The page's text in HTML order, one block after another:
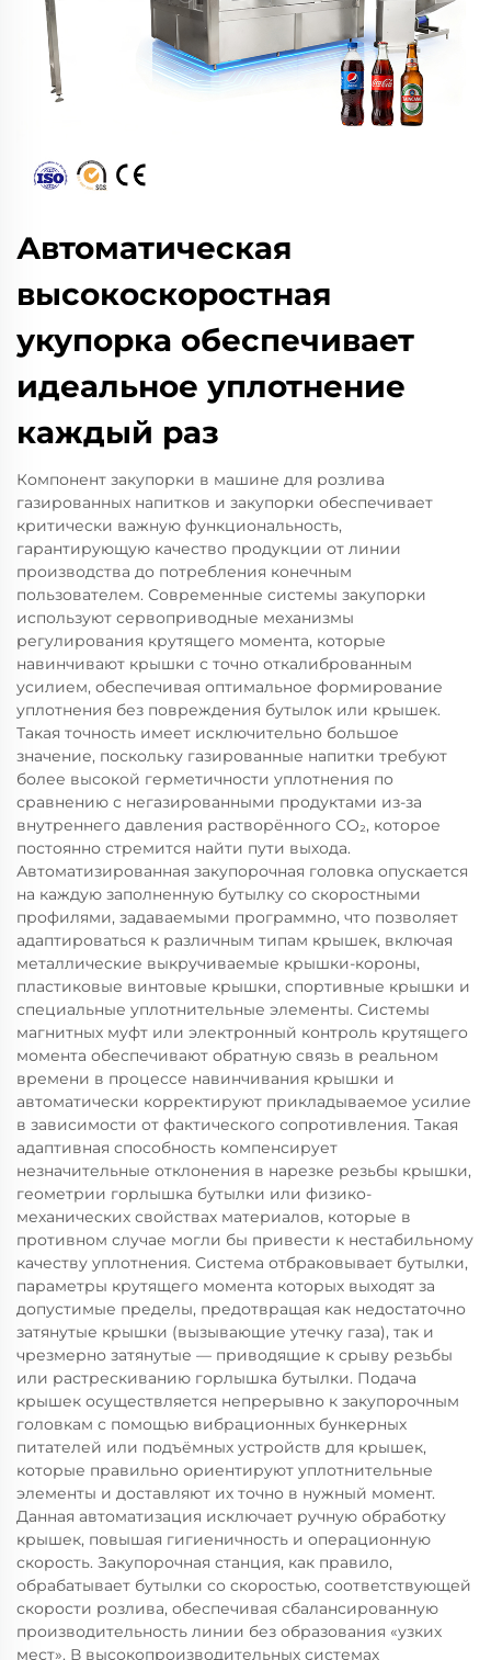
Автоматическая
высокоскоростная
укупорка обеспечивает
идеальное уплотнение
каждый раз
Компонент закупорки в машине для розлива
газированных напитков и закупорки обеспечивает
критически важную функциональность,
гарантирующую качество продукции от линии
производства до потребления конечным
пользователем. Современные системы закупорки
используют сервоприводные механизмы
регулирования крутящего момента, которые
навинчивают крышки с точно откалиброванным
усилием, обеспечивая оптимальное формирование
уплотнения без повреждения бутылок или крышек.
Такая точность имеет исключительно большое
значение, поскольку газированные напитки требуют
более высокой герметичности уплотнения по
сравнению с негазированными продуктами из-за
внутреннего давления растворённого CO₂, которое
постоянно стремится найти пути выхода.
Автоматизированная закупорочная головка опускается
на каждую заполненную бутылку со скоростными
профилями, задаваемыми программно, что позволяет
адаптироваться к различным типам крышек, включая
металлические выкручиваемые крышки-короны,
пластиковые винтовые крышки, спортивные крышки и
специальные уплотнительные элементы. Системы
магнитных муфт или электронный контроль крутящего
момента обеспечивают обратную связь в реальном
времени в процессе навинчивания крышки и
автоматически корректируют прикладываемое усилие
в зависимости от фактического сопротивления. Такая
адаптивная способность компенсирует
незначительные отклонения в нарезке резьбы крышки,
геометрии горлышка бутылки или физико-
механических свойствах материалов, которые в
противном случае могли бы привести к нестабильному
качеству уплотнения. Система отбраковывает бутылки,
параметры крутящего момента которых выходят за
допустимые пределы, предотвращая как недостаточно
затянутые крышки (вызывающие утечку газа), так и
чрезмерно затянутые — приводящие к срыву резьбы
или растрескиванию горлышка бутылки. Подача
крышек осуществляется непрерывно к закупорочным
головкам с помощью вибрационных бункерных
питателей или подъёмных устройств для крышек,
которые правильно ориентируют уплотнительные
элементы и доставляют их точно в нужный момент.
Данная автоматизация исключает ручную обработку
крышек, повышая гигиеничность и операционную
скорость. Закупорочная станция, как правило,
обрабатывает бутылки со скоростью, соответствующей
скорости розлива, обеспечивая сбалансированную
производительность линии без образования «узких
мест». В высокопроизводительных системах